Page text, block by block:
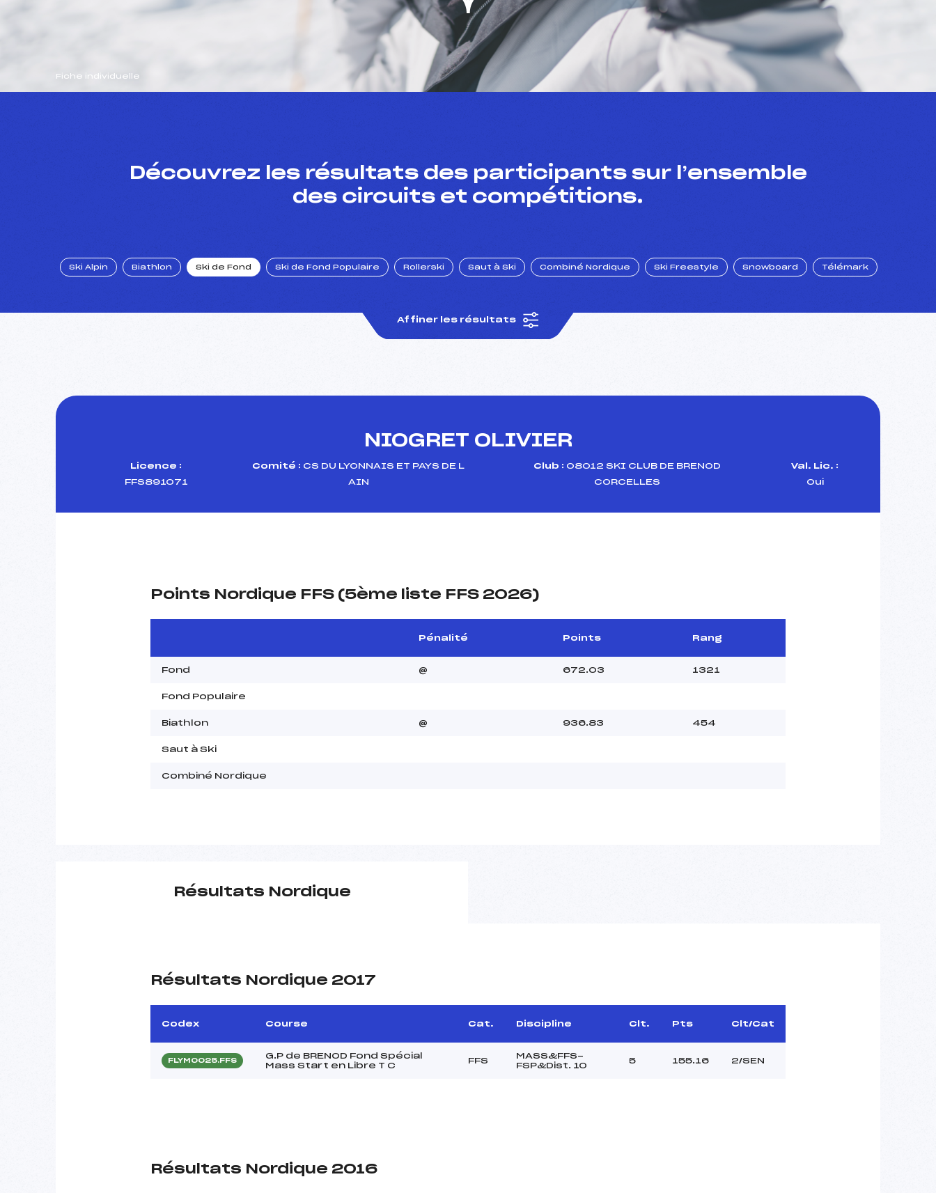
Fiche individuelle
Découvrez les résultats des participants sur l’ensemble
des circuits et compétitions.
Ski Alpin Biathlon Ski de Fond Ski de Fond Populaire Rollerski Saut à Ski Combiné Nordique Ski Freestyle Snowboard Télémark
Affiner les résultats
NIOGRET OLIVIER
Licence :
FFS891071
Comité : CS DU LYONNAIS ET PAYS DE L
AIN
Club : 08012 SKI CLUB DE BRENOD
CORCELLES
Val. Lic. :
Oui
Points Nordique FFS (5ème liste FFS 2026)
Pénalité Points Rang
Fond @ 672.03 1321
Fond Populaire
Biathlon @ 936.83 454
Saut à Ski
Combiné Nordique
Résultats Nordique
Résultats Nordique 2017
Codex Course Cat. Discipline Clt. Pts Clt/Cat
FLYM0025.FFS
G.P de BRENOD Fond Spécial
Mass Start en Libre T C
FFS
MASS&FFS-
FSP&Dist. 10
5 155.16 2/SEN
Résultats Nordique 2016